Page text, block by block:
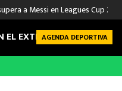
a Messi en Leagues Cup
EL EXTRANJERO FUTBOL
AGENDA DEPORTIVA